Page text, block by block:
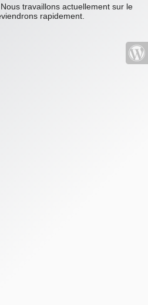
travaillons actuellement sur le
rapidement.